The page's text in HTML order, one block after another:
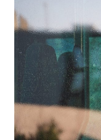
IN